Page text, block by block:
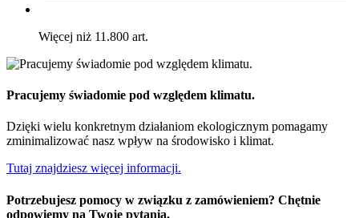
Więcej niż 11.800 art.
Pracujemy świadomie pod względem klimatu.
Dzięki wielu konkretnym działaniom ekologicznym pomagamy
zminimalizować nasz wpływ na środowisko i klimat.
Tutaj znajdziesz więcej informacji.
Potrzebujesz pomocy w związku z zamówieniem? Chętnie
odpowiemy na Twoje pytania.